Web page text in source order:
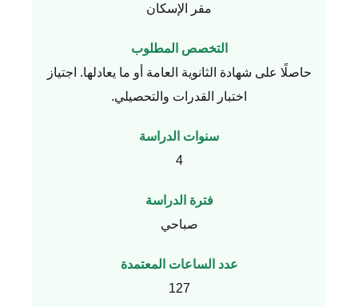
مقر الإسكان
التخصص المطلوب
حاصلًا على شهادة الثانوية العامة أو ما يعادلها. اجتياز
اختبار القدرات والتحصيلي.
سنوات الدراسة
4
فترة الدراسة
صباحي
عدد الساعات المعتمدة
127